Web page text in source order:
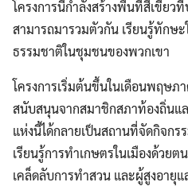
โครงการนี้กำลังสร้างพื้นที่สีเขีย
สามารถมารวมตัวกัน เรียนรู้ทักษ
ธรรมชาติในชุมชนของพวกเขา
โครงการเริ่มต้นขึ้นในเดือนพฤษภ
สนับสนุนจากสมาชิกสภาท้องถิ่น
แห่งนี้ได้กลายเป็นสถานที่จัดกิจกร
เรียนรู้การทำเกษตรในเมืองด้วย
เคล็ดลับการทำสวน และผู้สูงอายุ